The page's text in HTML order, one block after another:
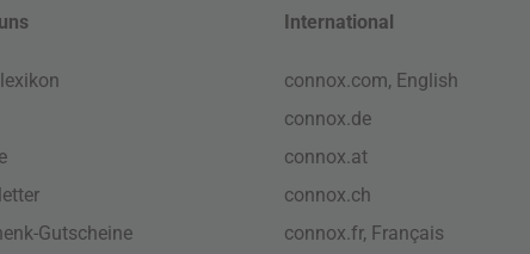
Gutscheine
International
connox.com, English
connox.de
connox.at
connox.ch
connox.fr, Français